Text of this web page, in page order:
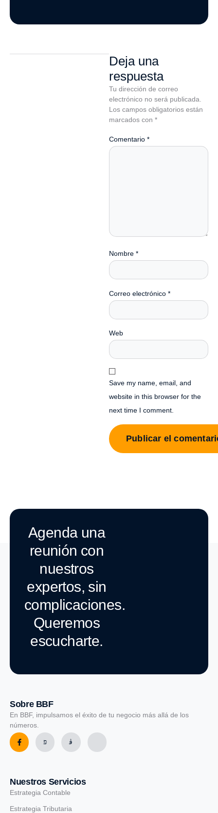
Deja una
respuesta
Tu dirección de correo
electrónico no será publicada.
Los campos obligatorios están
marcados con *
Comentario *
Nombre *
Correo electrónico *
Web
Save my name, email, and
website in this browser for the
next time I comment.
Agenda una
reunión con
nuestros
expertos, sin
complicaciones.
Queremos
escucharte.
Sobre BBF
En BBF, impulsamos el éxito de tu negocio más allá de los
números.
Nuestros Servicios
Estrategia Contable
Estrategia Tributaria